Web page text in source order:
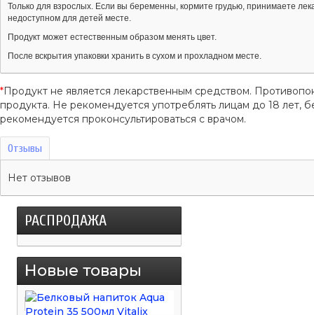
Только для взрослых. Если вы беременны, кормите грудью, принимаете
недоступном для детей месте.
Продукт может естественным образом менять цвет.
После вскрытия упаковки хранить в сухом и прохладном месте.
*Продукт не является лекарственным средством.
продукта. Не рекомендуется употреблять лицам до 18
рекомендуется проконсультироваться с врачом.
Отзывы
Нет отзывов
РАСПРОДАЖА
Новые товары